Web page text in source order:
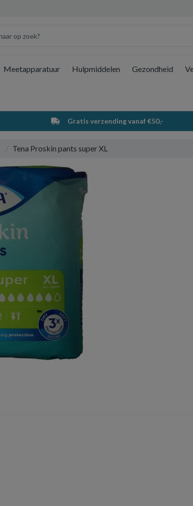
Meetapparatuur Hulpmiddelen Gezondheid
Gratis verzending vanaf €50,-
Tena Proskin pants super XL